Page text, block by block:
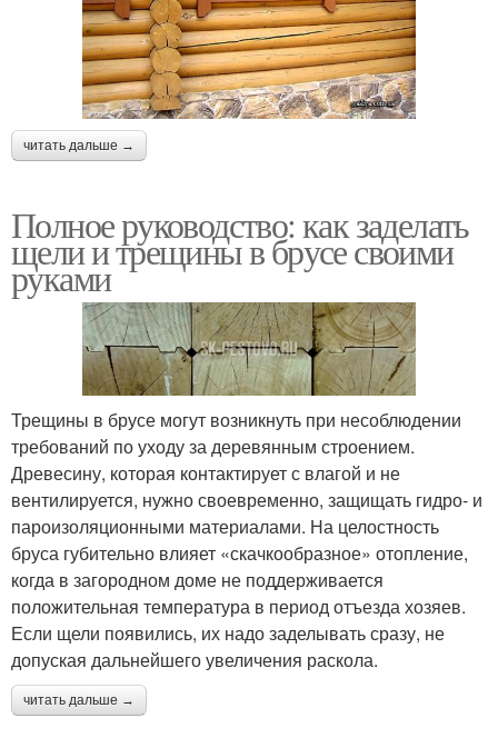
читать дальше →
Полное руководство: как заделать
щели и трещины в брусе своими
руками
Трещины в брусе могут возникнуть при несоблюдении
требований по уходу за деревянным строением.
Древесину, которая контактирует с влагой и не
вентилируется, нужно своевременно, защищать гидро- и
пароизоляционными материалами. На целостность
бруса губительно влияет «скачкообразное» отопление,
когда в загородном доме не поддерживается
положительная температура в период отъезда хозяев.
Если щели появились, их надо заделывать сразу, не
допуская дальнейшего увеличения раскола.
читать дальше →